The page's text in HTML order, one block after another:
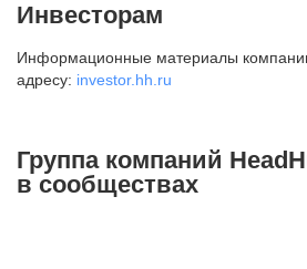
внутригородская территория
Муниципальный округ Тверской,
2-я Брестская ул., д. 48,
+7 495 980-64-27
Инвесторам
Информационные материалы
адресу: investor.hh.ru
Группа компаний
в сообществах